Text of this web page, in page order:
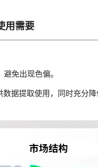
用需要
免出现色偏。
据提取使用，同时充分降